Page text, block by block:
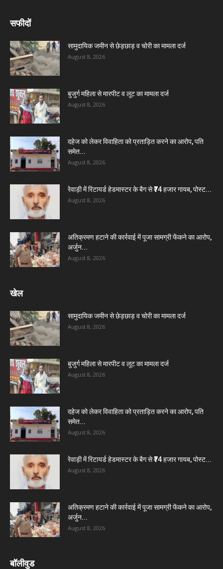
सफीदों
सामुदायिक जमीन से छेड़छाड़ व चोरी का मामला दर्ज
August 8, 2026
बुजुर्ग महिला से मारपीट व लूट का मामला दर्ज
August 8, 2026
दहेज को लेकर विवाहिता को प्रताड़ित करने का आरोप, पति
समेत...
August 8, 2026
रेवाड़ी में रिटायर्ड हेडमास्टर के बैग से ₹74 हजार गायब, पोस्ट...
August 8, 2026
अतिक्रमण हटाने की कार्रवाई में पूजा सामग्री फेंकने का आरोप,
अर्जुन...
August 8, 2026
खेल
सामुदायिक जमीन से छेड़छाड़ व चोरी का मामला दर्ज
August 8, 2026
बुजुर्ग महिला से मारपीट व लूट का मामला दर्ज
August 8, 2026
दहेज को लेकर विवाहिता को प्रताड़ित करने का आरोप, पति
समेत...
August 8, 2026
रेवाड़ी में रिटायर्ड हेडमास्टर के बैग से ₹74 हजार गायब, पोस्ट...
August 8, 2026
अतिक्रमण हटाने की कार्रवाई में पूजा सामग्री फेंकने का आरोप,
अर्जुन...
August 8, 2026
बॉलीवुड